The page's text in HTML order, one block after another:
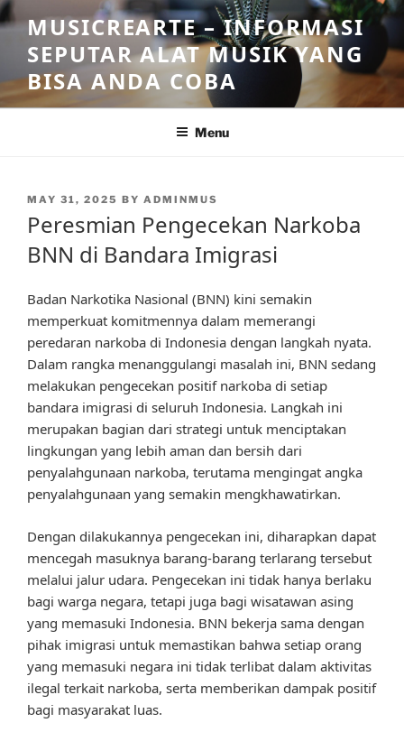
Skip
to
content
MUSICREARTE – INFORMASI
SEPUTAR ALAT MUSIK YANG
BISA ANDA COBA
Menu
POSTED
MAY 31, 2025 BY ADMINMUS
Peresmian Pengecekan Narkoba
BNN di Bandara Imigrasi
Badan Narkotika Nasional (BNN) kini semakin
memperkuat komitmennya dalam memerangi
peredaran narkoba di Indonesia dengan langkah nyata.
Dalam rangka menanggulangi masalah ini, BNN sedang
melakukan pengecekan positif narkoba di setiap
bandara imigrasi di seluruh Indonesia. Langkah ini
merupakan bagian dari strategi untuk menciptakan
lingkungan yang lebih aman dan bersih dari
penyalahgunaan narkoba, terutama mengingat angka
penyalahgunaan yang semakin mengkhawatirkan.
Dengan dilakukannya pengecekan ini, diharapkan dapat
mencegah masuknya barang-barang terlarang tersebut
melalui jalur udara. Pengecekan ini tidak hanya berlaku
bagi warga negara, tetapi juga bagi wisatawan asing
yang memasuki Indonesia. BNN bekerja sama dengan
pihak imigrasi untuk memastikan bahwa setiap orang
yang memasuki negara ini tidak terlibat dalam aktivitas
ilegal terkait narkoba, serta memberikan dampak positif
bagi masyarakat luas.